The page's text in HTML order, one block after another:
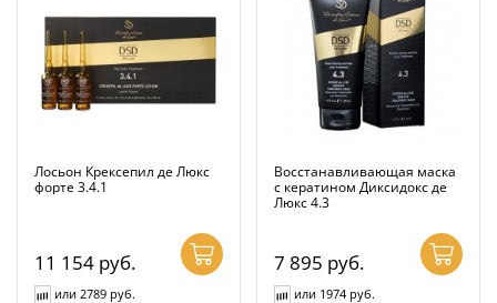
Лосьон Крексепил де Люкс
форте 3.4.1
11 154 руб.
или 2789 руб.
Восстанавливающая маска
с кератином Диксидокс де
Люкс 4.3
7 895 руб.
или 1974 руб.